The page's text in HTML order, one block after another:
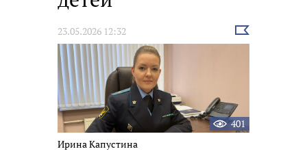
23.05.2026 12:32
Выбрать
новость
401
Ирина Капустина